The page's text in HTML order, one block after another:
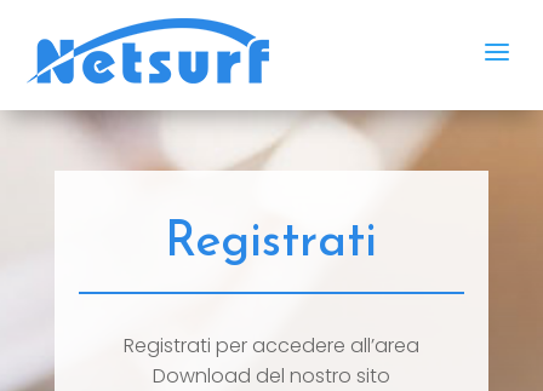
a
Registrati
Registrati per accedere all’area
Download del nostro sito